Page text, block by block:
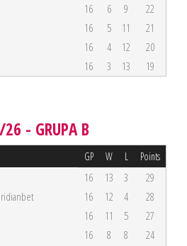
16 6 9
22
16 5 11
21
16 4 12
20
16 3 13 19
- GRUPA B
GP W L Points
16 13 3
29
16 12 4
28
16 11 5
27
16 8 8
24